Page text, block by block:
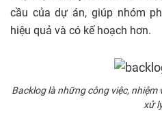
cầu của dự án, giúp nhóm
hiệu quả và có kế hoạch hơn.
Backlog là những công việc,
xử